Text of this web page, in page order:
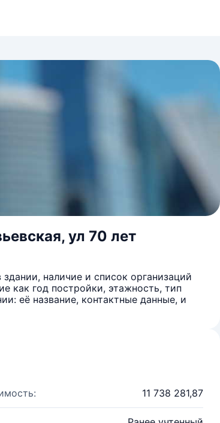
ул 70 лет
наличие и список организаций
как год постройки, этажность, тип
её название, контактные данные, и
11 738 281,87